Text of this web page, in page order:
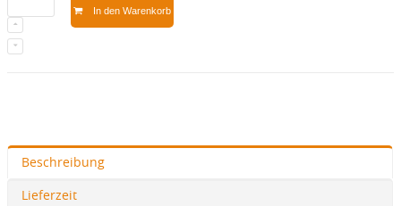
In den Warenkorb
Beschreibung
Lieferzeit